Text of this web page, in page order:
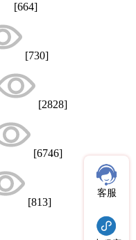
[664]
[730]
[2828]
[6746]
[813]
客服